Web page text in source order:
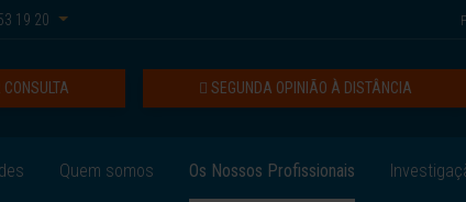
19 20
SEGUNDA OPINIÃO À DISTÂNCIA
Quem somos Os Nossos Profissionais